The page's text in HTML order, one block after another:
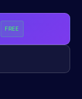
FREE